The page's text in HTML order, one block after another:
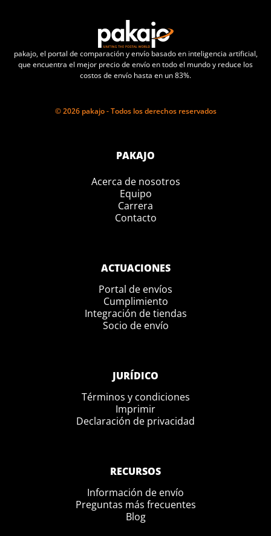
pakajo, el portal de comparación y envío basado en inteligencia artificial,
que encuentra el mejor precio de envío en todo el mundo y reduce los
costos de envío hasta en un 83%.
© 2026 pakajo - Todos los derechos reservados
PAKAJO
Acerca de nosotros
Equipo
Carrera
Contacto
ACTUACIONES
Portal de envíos
Cumplimiento
Integración de tiendas
Socio de envío
JURÍDICO
Términos y condiciones
Imprimir
Declaración de privacidad
RECURSOS
Información de envío
Preguntas más frecuentes
Blog